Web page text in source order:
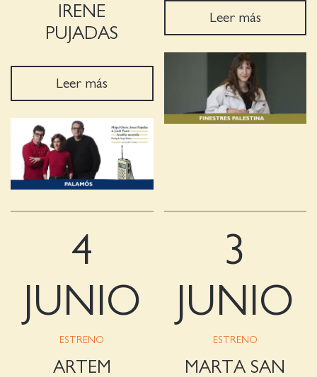
IRENE
PUJADAS
Leer más
Leer más
4
JUNIO
ESTRENO
ARTEM
3
JUNIO
ESTRENO
MARTA SAN